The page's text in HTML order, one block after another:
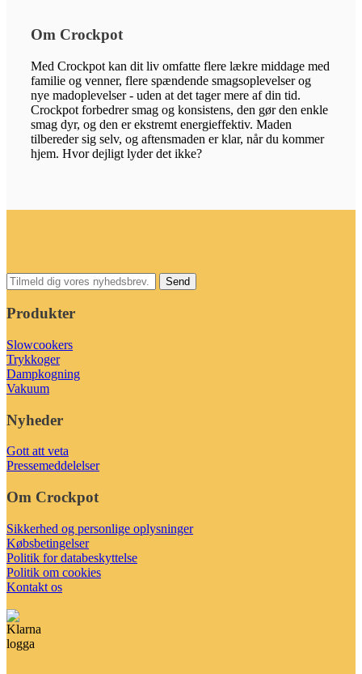
Om Crockpot
Med Crockpot kan dit liv omfatte flere lækre middage med
familie og venner, flere spændende smagsoplevelser og
nye madoplevelser - uden at det tager mere af din tid.
Crockpot forbedrer smag og konsistens, den gør den enkle
smag dyr, og den er ekstremt energieffektiv. Maden
tilbereder sig selv, og aftensmaden er klar, når du kommer
hjem. Hvor dejligt lyder det ikke?
Produkter
Slowcookers
Trykkoger
Dampkogning
Vakuum
Nyheder
Gott att veta
Pressemeddelelser
Om Crockpot
Sikkerhed og personlige oplysninger
Købsbetingelser
Politik for databeskyttelse
Politik om cookies
Kontakt os